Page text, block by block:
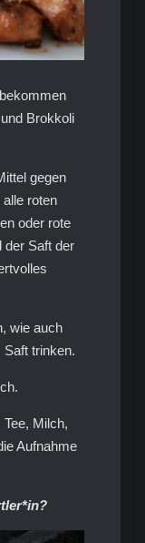
Brokkoli
gegen
roten
oder rote
der Saft der
wie auch
trinken.
Milch,
Aufnahme